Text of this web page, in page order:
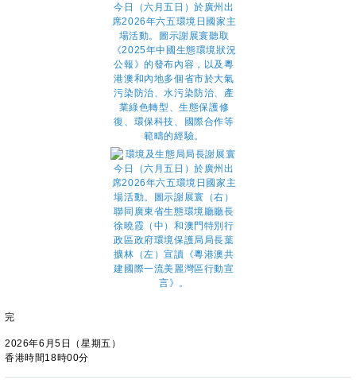
完
2026年6月5日（星期五）
香港時間18時00分